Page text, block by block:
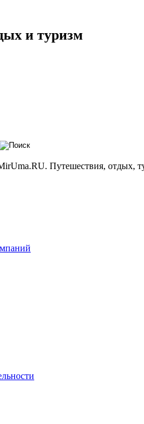
и туризм
Путешествия, отдых,